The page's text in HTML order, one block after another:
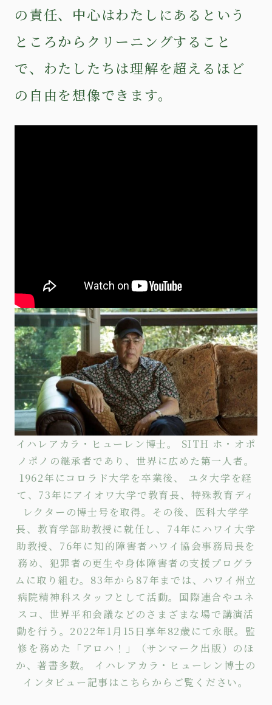
の責任、中心はわたしにあるという
ところからクリーニングすること
で、わたしたちは理解を超えるほど
の自由を想像できます。
イハレアカラ・ヒューレン博士。 SITH ホ・オポ
ノポノの継承者であり、世界に広めた第一人者。
1962年にコロラド大学を卒業後、 ユタ大学を経
て、73年にアイオワ大学で教育長、特殊教育ディ
レクターの博士号を取得。その後、医科大学学
長、教育学部助教授に就任し、74年にハワイ大学
助教授、76年に知的障害者ハワイ協会事務局長を
務め、犯罪者の更生や身体障害者の支援プログラ
ムに取り組む。83年から87年までは、ハワイ州立
病院精神科スタッフとして活動。国際連合やユネ
スコ、世界平和会議などのさまざまな場で講演活
動を行う。2022年1月15日享年82歳にて永眠。監
修を務めた 「アロハ！」
（サンマーク出版）のほ
か、著書多数。 イハレアカラ・ヒューレン博士の
インタビュー記事は こちら からご覧ください。